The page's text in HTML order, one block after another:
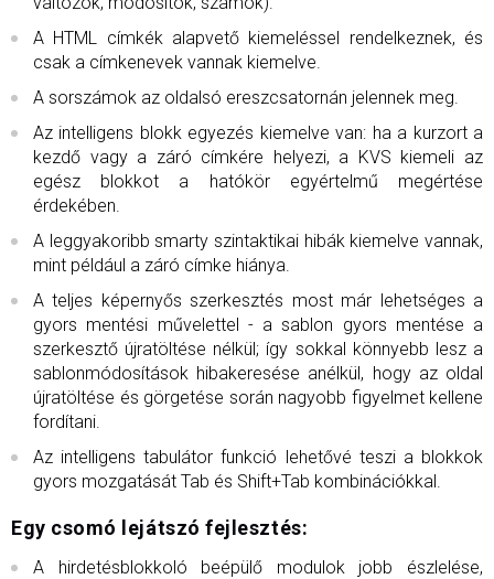
A HTML címkék alapvető kiemeléssel rendelkeznek, és
csak a címkenevek vannak kiemelve.
A sorszámok az oldalsó ereszcsatornán jelennek meg.
Az intelligens blokk egyezés kiemelve van: ha a kurzort a
kezdő vagy a záró címkére helyezi, a KVS kiemeli az
egész blokkot a hatókör egyértelmű megértése
érdekében.
A leggyakoribb smarty szintaktikai hibák kiemelve vannak,
mint például a záró címke hiánya.
A teljes képernyős szerkesztés most már lehetséges a
gyors mentési művelettel - a sablon gyors mentése a
szerkesztő újratöltése nélkül; így sokkal könnyebb lesz a
sablonmódosítások hibakeresése anélkül, hogy az oldal
újratöltése és görgetése során nagyobb figyelmet kellene
fordítani.
Az intelligens tabulátor funkció lehetővé teszi a blokkok
gyors mozgatását Tab és Shift+Tab kombinációkkal.
Egy csomó lejátszó fejlesztés:
A hirdetésblokkoló beépülő modulok jobb észlelése,